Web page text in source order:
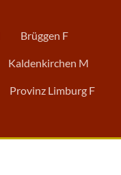
Brüggen F
Kaldenkirchen M
Provinz Limburg F